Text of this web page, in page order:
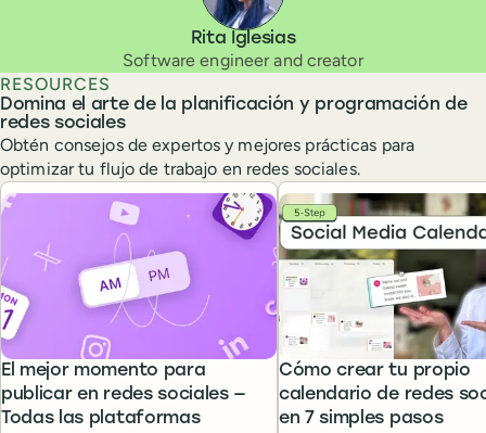
Rita Iglesias
Software engineer and creator
RESOURCES
Domina el arte de la planificación y programación de
redes sociales
Obtén consejos de expertos y mejores prácticas para
optimizar tu flujo de trabajo en redes sociales.
El mejor momento para
publicar en redes sociales —
Todas las plataformas
Cómo crear tu propio
calendario de redes
en 7 simples pasos